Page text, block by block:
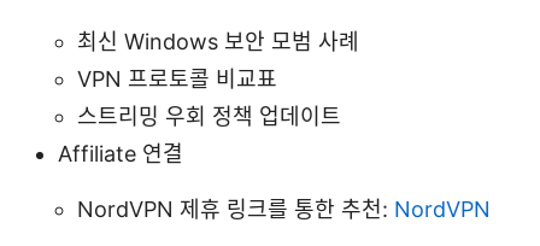
최신 Windows 보안 모범 사례
VPN 프로토콜 비교표
스트리밍 우회 정책 업데이트
Affiliate 연결
NordVPN 제휴 링크를 통한 추천: NordVPN